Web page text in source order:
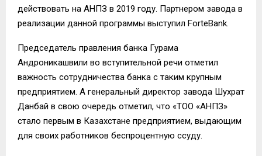
действовать на АНПЗ в 2019 году. Партнером завода в
реализации данной программы выступил ForteBank.
Председатель правления банка Гурама
Андроникашвили во вступительной речи отметил
важность сотрудничества банка с таким крупным
предприятием. А генеральный директор завода Шухрат
Данбай в свою очередь отметил, что «ТОО «АНПЗ»
стало первым в Казахстане предприятием, выдающим
для своих работников беспроцентную ссуду.